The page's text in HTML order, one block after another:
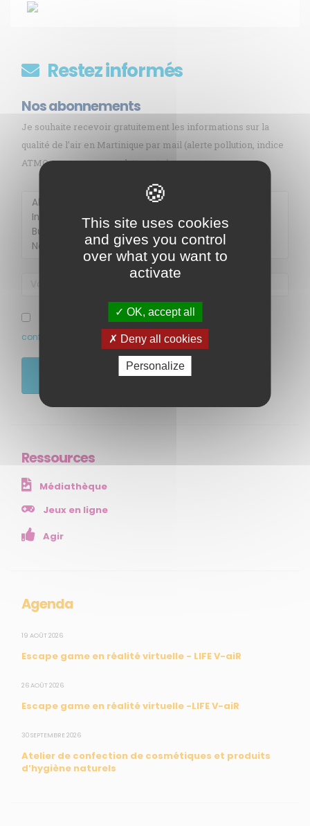
Restez informés
Nos abonnements
Je souhaite recevoir gratuitement les informations sur la
qualité de l’air en Martinique par mail (alerte pollution, indice
ATMO, sargasses, newsletter, etc.)
J’ai pris connaissance et accepte la politique de
confidentialité de ce site
Ressources
Médiathèque
Jeux en ligne
Agir
Agenda
19 AOÛT 2026
Escape game en réalité virtuelle - LIFE V-aiR
26 AOÛT 2026
Escape game en réalité virtuelle -LIFE V-aiR
30 SEPTEMBRE 2026
Atelier de confection de cosmétiques et produits
d’hygiène naturels
Membre de
MENU
NOS SERVICES
Presse
Collectivités
Mesures réglementaires
SUIVEZ-NOUS
CONTACT
Mail : info@madininair.fr
This site uses cookies
and gives you control
over what you want to
activate
OK, accept all
Deny all cookies
Personalize